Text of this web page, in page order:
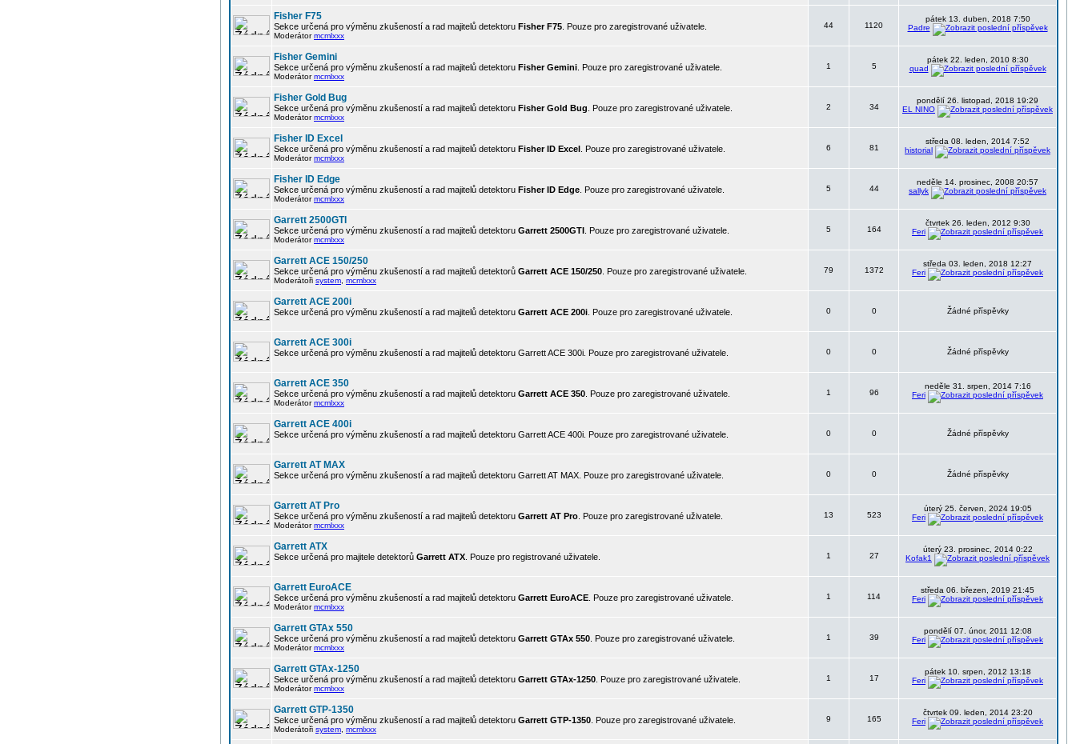
Fisher F75
Sekce určená pro výměnu zkušeností a rad majitelů detektoru Fisher F75 . Pouze pro zaregistrované uživatele.
Moderátormcmlxxx
44 1120
pátek 13. duben, 2018 7:50
Padre
Fisher Gemini
Sekce určená pro výměnu zkušeností a rad majitelů detektoru Fisher Gemini . Pouze pro zaregistrované uživatele.
Moderátormcmlxxx
1 5
pátek 22. leden, 2010 8:30
quad
Fisher Gold Bug
Sekce určená pro výměnu zkušeností a rad majitelů detektoru Fisher Gold Bug . Pouze pro zaregistrované uživatele.
Moderátormcmlxxx
2 34
pondělí 26. listopad, 2018 19:29
EL NINO
Fisher ID Excel
Sekce určená pro výměnu zkušeností a rad majitelů detektoru Fisher ID Excel . Pouze pro zaregistrované uživatele.
Moderátormcmlxxx
6 81
středa 08. leden, 2014 7:52
historial
Fisher ID Edge
Sekce určená pro výměnu zkušeností a rad majitelů detektoru Fisher ID Edge . Pouze pro zaregistrované uživatele.
Moderátormcmlxxx
5 44
neděle 14. prosinec, 2008 20:57
sallyk
Garrett 2500GTI
Sekce určená pro výměnu zkušeností a rad majitelů detektoru Garrett 2500GTI . Pouze pro zaregistrované uživatele.
Moderátormcmlxxx
5 164
čtvrtek 26. leden, 2012 9:30
Feri
Garrett ACE 150/250
Sekce určená pro výměnu zkušeností a rad majitelů detektorů Garrett ACE 150/250 . Pouze pro zaregistrované uživatele.
Moderátoři system mcmlxxx
79 1372
středa 03. leden, 2018 12:27
Feri
Garrett ACE 200i
Sekce určená pro výměnu zkušeností a rad majitelů detektoru Garrett ACE 200i . Pouze pro zaregistrované uživatele. 0 0 Žádné příspěvky
Garrett ACE 300i
Sekce určená pro výměnu zkušeností a rad majitelů detektoru Garrett ACE 300i. Pouze pro zaregistrované uživatele. 0 0 Žádné příspěvky
Garrett ACE 350
Sekce určená pro výměnu zkušeností a rad majitelů detektoru Garrett ACE 350 . Pouze pro zaregistrované uživatele.
Moderátormcmlxxx
1 96
neděle 31. srpen, 2014 7:16
Feri
Garrett ACE 400i
Sekce určená pro výměnu zkušeností a rad majitelů detektoru Garrett ACE 400i. Pouze pro zaregistrované uživatele. 0 0 Žádné příspěvky
Garrett AT MAX
Sekce určená pro výměnu zkušeností a rad majitelů detektoru Garrett AT MAX. Pouze pro zaregistrované uživatele. 0 0 Žádné příspěvky
Garrett AT Pro
Sekce určená pro výměnu zkušeností a rad majitelů detektoru Garrett AT Pro . Pouze pro zaregistrované uživatele.
Moderátormcmlxxx
13 523
úterý 25. červen, 2024 19:05
Feri
Garrett ATX
Sekce určená pro majitele detektorů Garrett ATX . Pouze pro registrované uživatele. 1 27
úterý 23. prosinec, 2014 0:22
Kofak1
Garrett EuroACE
Sekce určená pro výměnu zkušeností a rad majitelů detektoru Garrett EuroACE . Pouze pro zaregistrované uživatele.
Moderátormcmlxxx
1 114
středa 06. březen, 2019 21:45
Feri
Garrett GTAx 550
Sekce určená pro výměnu zkušeností a rad majitelů detektoru Garrett GTAx 550 . Pouze pro zaregistrované uživatele.
Moderátormcmlxxx
1 39
pondělí 07. únor, 2011 12:08
Feri
Garrett GTAx-1250
Sekce určená pro výměnu zkušeností a rad majitelů detektoru Garrett GTAx-1250 . Pouze pro zaregistrované uživatele.
Moderátormcmlxxx
1 17
pátek 10. srpen, 2012 13:18
Feri
Garrett GTP-1350
Sekce určená pro výměnu zkušeností a rad majitelů detektoru Garrett GTP-1350 . Pouze pro zaregistrované uživatele.
Moderátoři system mcmlxxx
9 165
čtvrtek 09. leden, 2014 23:20
Feri